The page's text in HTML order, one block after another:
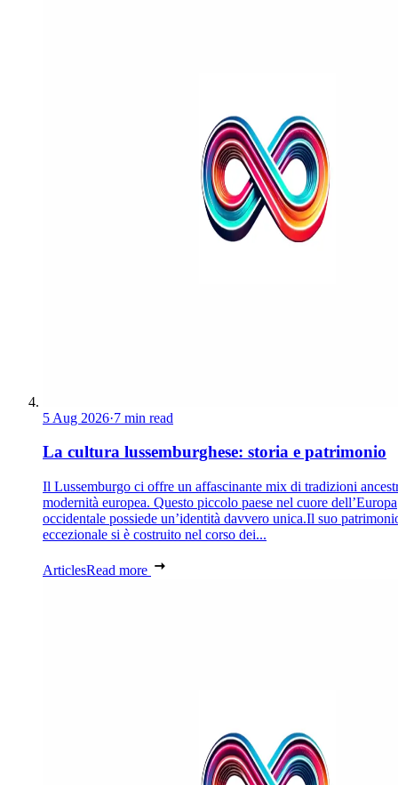
5 Aug 2026·7 min read
La cultura lussemburghese: storia e patrimonio
Il Lussemburgo ci offre un affascinante mix di tradizioni
modernità europea. Questo piccolo paese nel cuore dell’Europa
occidentale possiede un’identità davvero unica.Il suo
eccezionale si è costruito nel corso dei...
ArticlesRead more